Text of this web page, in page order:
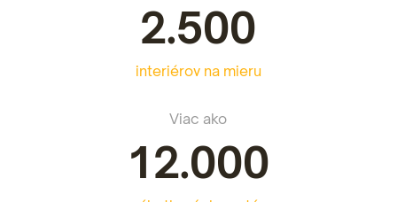
2.500
interiérov na mieru
Viac ako
12.000